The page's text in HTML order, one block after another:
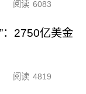
阅读 6083
：2750亿美金
阅读 4819